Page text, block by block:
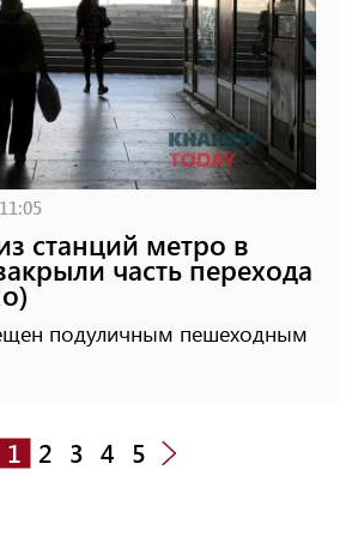
станций метро в
часть перехода
подуличным пешеходным
1 2 3 4 5